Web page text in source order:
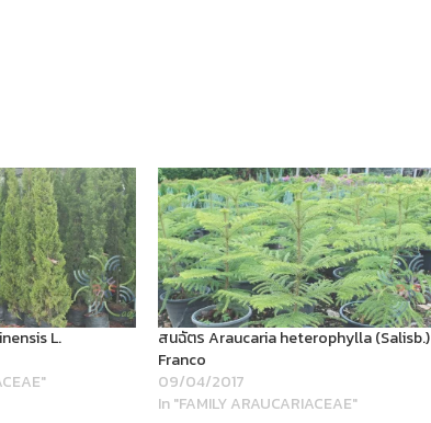
L.
สนฉัตร Araucaria heterophylla (Salisb.)
Franco
09/04/2017
In "FAMILY ARAUCARIACEAE"